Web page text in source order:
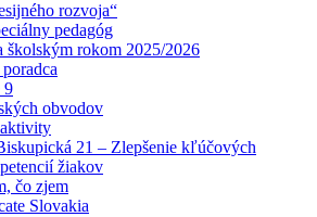
rozvoja“
pedagóg
školským rokom 2025/2026
9
obvodov
21 – Zlepšenie kľúčových
žiakov
čo zjem
Slovakia